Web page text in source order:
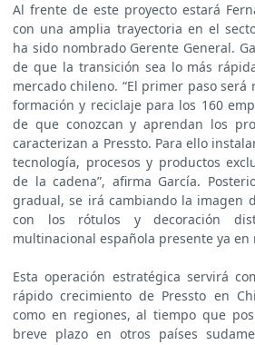
Al frente de este proyecto estará
con una amplia trayectoria en el
ha sido nombrado Gerente General.
de que la transición sea lo más
mercado chileno. “El primer paso
formación y reciclaje para los 160
de que conozcan y aprendan los
caracterizan a Pressto. Para ello
tecnología, procesos y productos
de la cadena”, afirma García.
gradual, se irá cambiando la imagen
con los rótulos y decoración
multinacional española presente ya en
Esta operación estratégica servirá
rápido crecimiento de Pressto en
como en regiones, al tiempo que
breve plazo en otros países